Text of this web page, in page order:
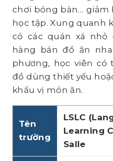
chơi bóng bàn…
học tập. Xung quanh
có các quán xá nhỏ
hàng bán đồ ăn
phương, học viên có
đồ dùng thiết yếu
khẩu vị món ăn.
Tên
trường
LSLC
Learning
Salle